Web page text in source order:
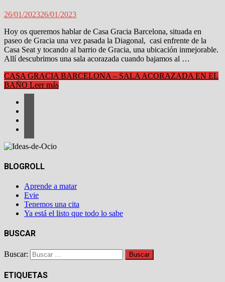
26/01/202326/01/2023
Hoy os queremos hablar de Casa Gracia Barcelona, situada en
paseo de Gracia una vez pasada la Diagonal, casi enfrente de la
Casa Seat y tocando al barrio de Gracia, una ubicación inmejorable.
Allí descubrimos una sala acorazada cuando bajamos al …
CASA GRACIA BARCELONA – SALA ACORAZADA EN EL
BAÑO Leer más
BLOGROLL
Aprende a matar
Evie
Tenemos una cita
Ya está el listo que todo lo sabe
BUSCAR
Buscar:
ETIQUETAS